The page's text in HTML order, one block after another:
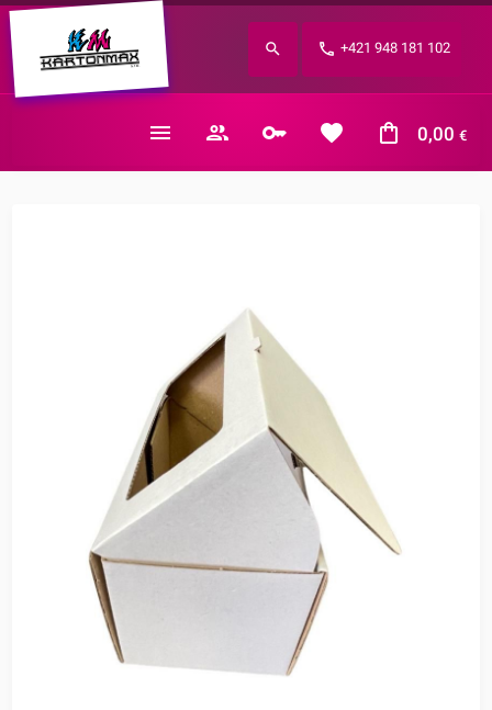
+421 948 181 102
0,00 €
Zabudnuté heslo?
E-mail